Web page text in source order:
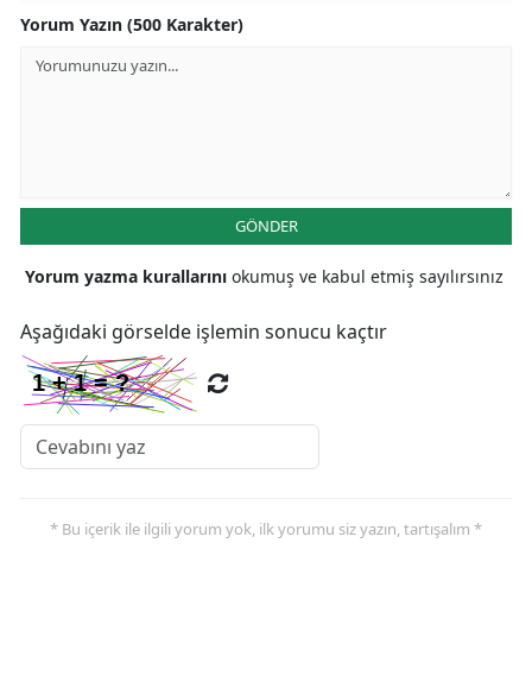
Manisa
Kahramanmaraş
Mardin
Muş
Niğde
Yorum Yazın (500 Karakter)
GÖNDER
Yorum yazma kurallarını okumuş ve kabul etmiş sayılırsınız
Aşağıdaki görselde işlemin sonucu kaçtır
* Bu içerik ile ilgili yorum yok, ilk yorumu siz yazın, tartışalım *